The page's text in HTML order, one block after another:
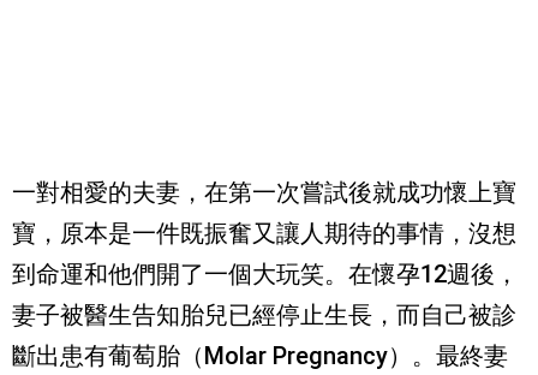
一對相愛的夫妻，在第一次嘗試後就成功懷上寶
寶，原本是一件既振奮又讓人期待的事情，沒想
到命運和他們開了一個大玩笑。在懷孕12週後，
妻子被醫生告知胎兒已經停止生長，而自己被診
斷出患有葡萄胎（Molar Pregnancy）。最終妻